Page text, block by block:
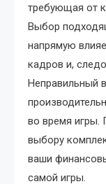
требующая от
Выбор
напрямую
кадров и,
Неправильный
во время игры.
выбору
ваши
самой игры.